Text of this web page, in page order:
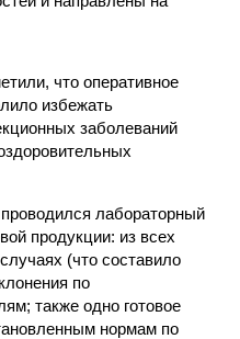
что оперативное
избежать
заболеваний
лабораторный
продукции: из всех
(что составило
по
также одно готовое
нормам по